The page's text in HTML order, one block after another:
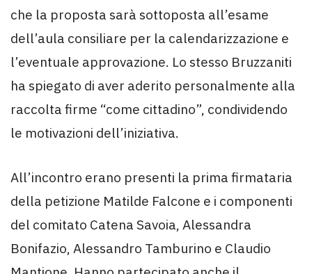
che la proposta sarà sottoposta all’esame
dell’aula consiliare per la calendarizzazione e
l’eventuale approvazione. Lo stesso Bruzzaniti
ha spiegato di aver aderito personalmente alla
raccolta firme “come cittadino”, condividendo
le motivazioni dell’iniziativa.
All’incontro erano presenti la prima firmataria
della petizione Matilde Falcone e i componenti
del comitato Catena Savoia, Alessandra
Bonifazio, Alessandro Tamburino e Claudio